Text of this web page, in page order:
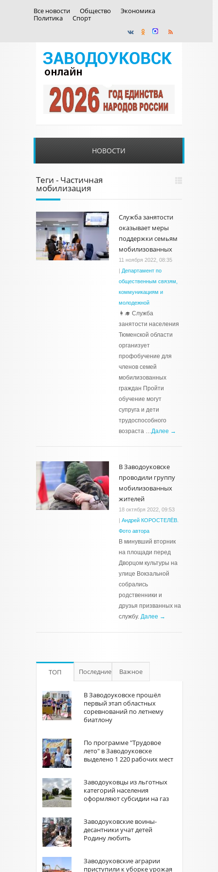
Все новости Общество
Экономика
Политика
Спорт
НОВОСТИ
Теги - Частичная
мобилизация
Служба занятости
оказывает меры
поддержки семьям
мобилизованных
11 ноября 2022, 08:35
| Департамент по
общественным связям,
коммуникациям и
молодежной
👩‍🎓 Служба
занятости населения
Тюменской области
организует
профобучение для
членов семей
мобилизованных
граждан Пройти
обучение могут
супруга и дети
трудоспособного
возраста …Далее →
В Заводоуковске
проводили группу
мобилизованных
жителей
18 октября 2022, 09:53
| Андрей КОРОСТЕЛЁВ.
Фото автора
В минувший вторник
на площади перед
Дворцом культуры на
улице Вокзальной
собрались
родственники и
друзья призванных на
службу. Далее →
ТОП Последние Важное
В Заводоуковске прошёл
первый этап областных
соревнований по летнему
биатлону
По программе "Трудовое
лето" в Заводоуковске
выделено 1 220 рабочих мест
Заводоуковцы из льготных
категорий населения
оформляют субсидии на газ
Заводоуковские воины-
десантники учат детей
Родину любить
Заводоуковские аграрии
приступили к уборке урожая